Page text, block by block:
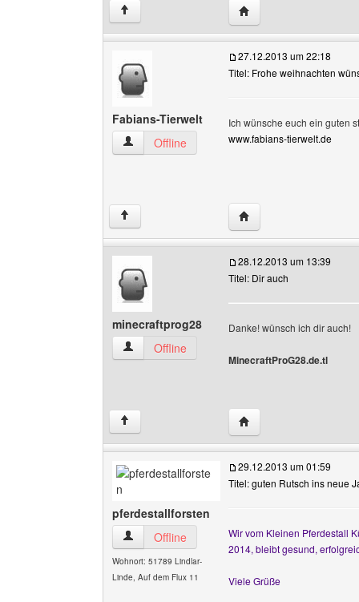
↑ Website dieses
Fabians-Tierwelt
Fabians-Tierwelt Benutzer-Profile anzeigen
Offline
27.12.2013 um 22:18
Titel: Frohe weihnachten
Ich wünsche euch ein guten
www.fabians-tierwelt.de
↑ Website dieses
minecraftprog28
minecraftprog28 Benutzer-Profile anzeigen
Offline
28.12.2013 um 13:39
Titel: Dir auch
Danke! wünsch ich dir auch!
MinecraftProG28.de.tl
↑ Website dieses
pferdestallforsten
pferdestallforsten Benutzer-Profile anzeigen
Offline
Wohnort: 51789 Lindlar-
Linde, Auf dem Flux 11
29.12.2013 um 01:59
Titel: guten Rutsch ins neue
Wir vom Kleinen Pferdestall
2014, bleibt gesund,
Viele Grüße